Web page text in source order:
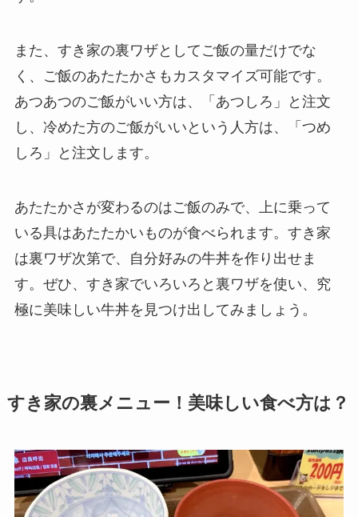
また、すき家の裏ワザとしてご飯の量だけでな
く、ご飯のあたたかさもカスタマイズ可能です。
あつあつのご飯がいい方は、「あつしろ」と注文
し、冷めた方のご飯がいいという人方は、「つめ
しろ」と注文します。
あたたかさが変わるのはご飯のみで、上に乗って
いる具はあたたかいものが食べられます。すき家
は裏ワザ次第で、自分好みの牛丼を作り出せま
す。ぜひ、すき家でいろいろと裏ワザを使い、究
極に美味しい牛丼を見つけ出してみましょう。
すき家の裏メニュー！美味しい食べ方は？